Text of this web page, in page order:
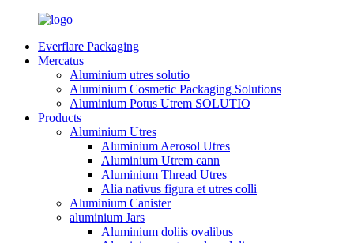
Everflare Packaging
Mercatus
Aluminium utres solutio
Aluminium Cosmetic Packaging Solutions
Aluminium Potus Utrem SOLUTIO
Products
Aluminium Utres
Aluminium Aerosol Utres
Aluminium Utrem cann
Aluminium Thread Utres
Alia nativus figura et utres colli
Aluminium Canister
aluminium Jars
Aluminium doliis ovalibus